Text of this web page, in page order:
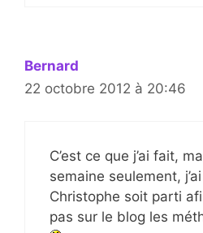
Bernard
22 octobre 2012 à 20:46
C’est ce que j’ai fait,
semaine seulement,
Christophe soit parti
pas sur le blog les